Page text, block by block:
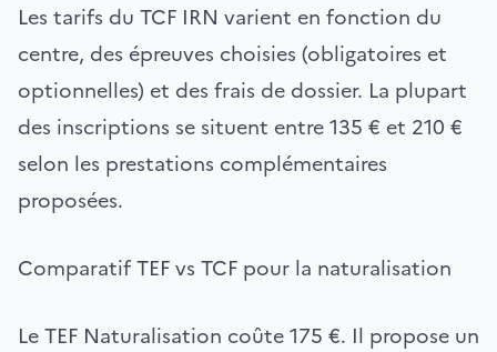
Les tarifs du TCF IRN varient en fonction du
centre, des épreuves choisies (obligatoires et
optionnelles) et des frais de dossier. La plupart
des inscriptions se situent entre 135 € et 210 €
selon les prestations complémentaires
proposées.
Comparatif TEF vs TCF pour la naturalisation
Le TEF Naturalisation coûte 175 €. Il propose un